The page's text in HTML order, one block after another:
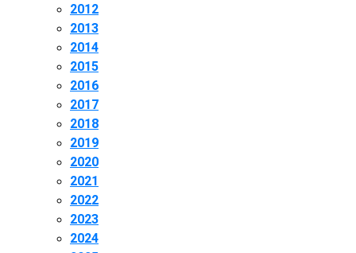
2012
2013
2014
2015
2016
2017
2018
2019
2020
2021
2022
2023
2024